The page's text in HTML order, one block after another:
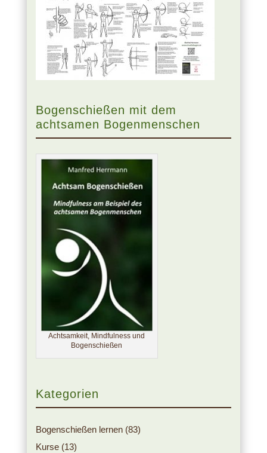
Bogenschießen mit dem
achtsamen Bogenmenschen
Achtsamkeit, Mindfulness und
Bogenschießen
Kategorien
Bogenschießen lernen(83)
Kurse(13)